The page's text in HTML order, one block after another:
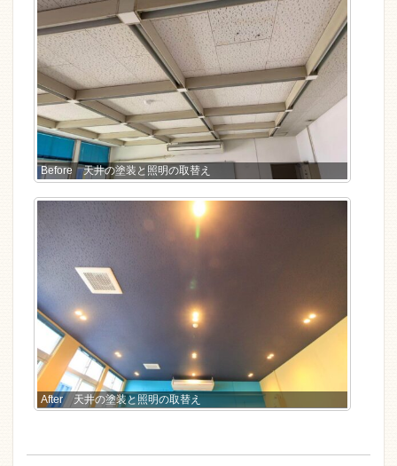
Before 天井の塗装と照明の取替え
After 天井の塗装と照明の取替え